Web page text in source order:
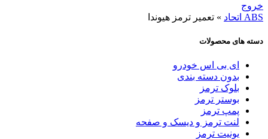
خروج
ABS اتحاد
» تعمیر ترمز هیوندا
دسته های محصولات
ای بی اس خودرو
بدون دسته بندی
بلوک ترمز
بوستر ترمز
پمپ ترمز
لنت ترمز و دیسک و صفحه
یونیت ترمز